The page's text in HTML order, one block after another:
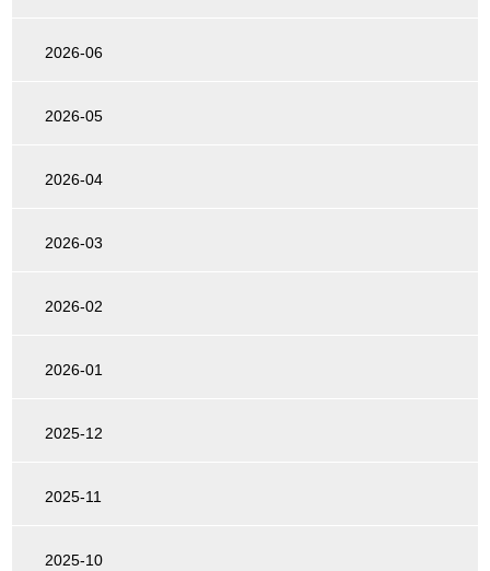
2026-06
2026-05
2026-04
2026-03
2026-02
2026-01
2025-12
2025-11
2025-10